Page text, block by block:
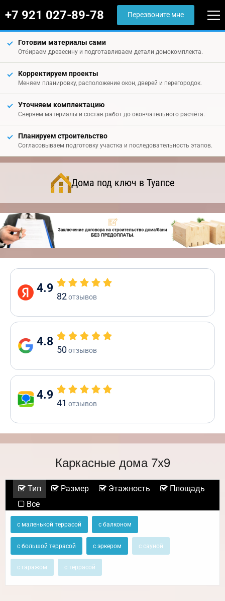
+7 921 027-89-78 Перезвоните мне
Готовим материалы сами
Отбираем древесину и подготавливаем детали домокомплекта.
Корректируем проекты
Меняем планировку, расположение окон, дверей и перегородок.
Уточняем комплектацию
Сверяем материалы и состав работ до окончательного расчёта.
Планируем строительство
Согласовываем подготовку участка и последовательность этапов.
Дома под ключ в Туапсе
4.9
82отзывов
4.8
50отзывов
4.9
41 отзывов
Каркасные дома 7х9
Тип Размер Этажность
Площадь
Все
с маленькой террасой с балконом
с большой террасой с эркером с сауной
с гаражом с террасой